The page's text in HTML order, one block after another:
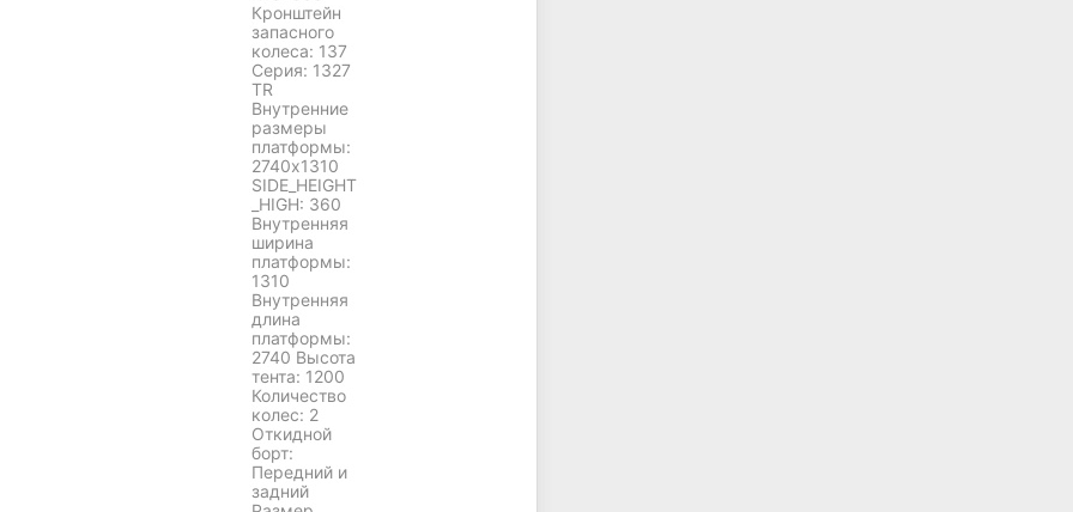
Кронштейн
запасного
колеса: 137
Серия: 1327
TR
Внутренние
размеры
платформы:
2740x1310
SIDE_HEIGHT
_HIGH: 360
Внутренняя
ширина
платформы:
1310
Внутренняя
длина
платформы:
2740 Высота
тента: 1200
Количество
колес: 2
Откидной
борт:
Передний и
задний